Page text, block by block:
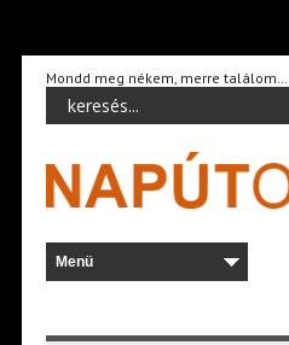
Mondd meg nékem, merre találom…